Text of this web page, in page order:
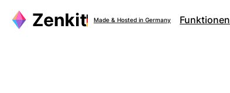
Made & Hosted in Germany Funktionen